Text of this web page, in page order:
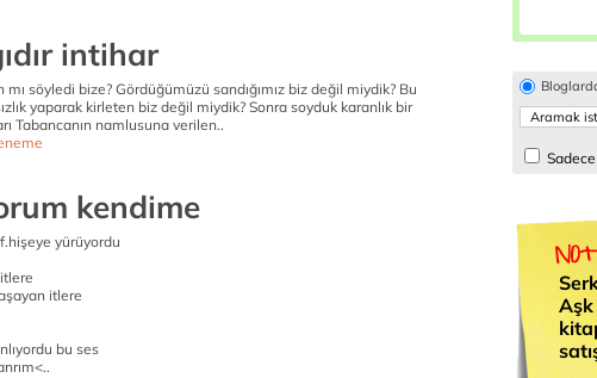
intihar
söyledi bize? Gördüğümüzü sandığımız biz değil miydik? Bu
yaparak kirleten biz değil miydik? Sonra soyduk karanlık bir
Tabancanın namlusuna verilen..
kendime
yürüyordu
itlere
bu ses
Aşk